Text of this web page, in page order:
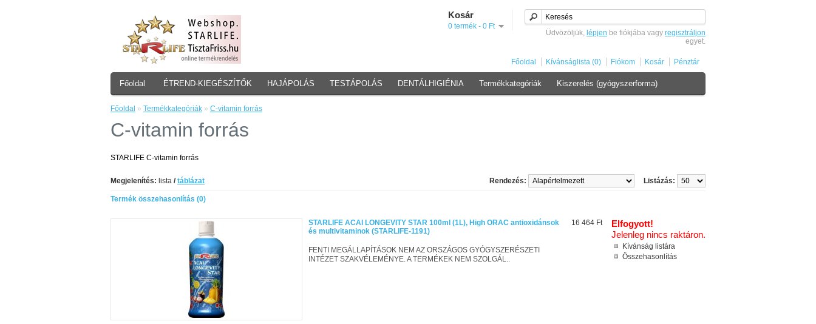
Kosár
0 termék - 0 Ft
Üdvözöljük, lépjen be fiókjába vagy regisztráljon
egyet.
Főoldal Kívánságlista (0) Fiókom Kosár Pénztár
Főoldal ÉTREND-KIEGÉSZÍTŐK HAJÁPOLÁS TESTÁPOLÁS DENTÁLHIGIÉNIA Termékkategóriák Kiszerelés (gyógyszerforma)
Főoldal » Termékkategóriák » C-vitamin forrás
C-vitamin forrás
STARLIFE C-vitamin forrás
Megjelenítés: lista / táblázat Listázás:
Rendezés:
Termék összehasonlítás (0)
Elfogyott!
Jelenleg nincs raktáron.
Kívánság listára
Összehasonlítás
16 464 Ft
STARLIFE ACAI LONGEVITY STAR 100ml (1L), High ORAC antioxidánsok
és multivitaminok (STARLIFE-1191)
FENTI MEGÁLLAPÍTÁSOK NEM AZ ORSZÁGOS GYÓGYSZERÉSZETI
INTÉZET SZAKVÉLEMÉNYE. A TERMÉKEK NEM SZOLGÁL..